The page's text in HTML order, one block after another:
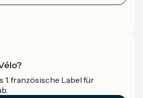
1. französische Label für